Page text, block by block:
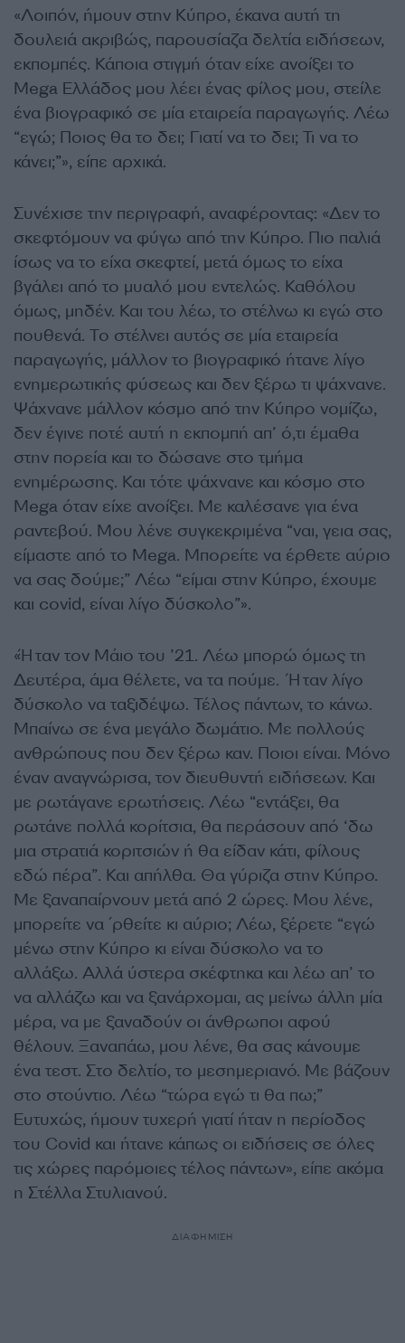
«Λοιπόν, ήμουν στην Κύπρο, έκανα αυτή τη
δουλειά ακριβώς, παρουσίαζα δελτία ειδήσεων,
εκπομπές. Κάποια στιγμή όταν είχε ανοίξει το
Mega Ελλάδος μου λέει ένας φίλος μου, στείλε
ένα βιογραφικό σε μία εταιρεία παραγωγής. Λέω
“εγώ; Ποιος θα το δει; Γιατί να το δει; Τι να το
κάνει;”», είπε αρχικά.
Συνέχισε την περιγραφή, αναφέροντας: «Δεν το
σκεφτόμουν να φύγω από την Κύπρο. Πιο παλιά
ίσως να το είχα σκεφτεί, μετά όμως το είχα
βγάλει από το μυαλό μου εντελώς. Καθόλου
όμως, μηδέν. Και του λέω, το στέλνω κι εγώ στο
πουθενά. Το στέλνει αυτός σε μία εταιρεία
παραγωγής, μάλλον το βιογραφικό ήτανε λίγο
ενημερωτικής φύσεως και δεν ξέρω τι ψάχνανε.
Ψάχνανε μάλλον κόσμο από την Κύπρο νομίζω,
δεν έγινε ποτέ αυτή η εκπομπή απ’ ό,τι έμαθα
στην πορεία και το δώσανε στο τμήμα
ενημέρωσης. Και τότε ψάχνανε και κόσμο στο
Mega όταν είχε ανοίξει. Με καλέσανε για ένα
ραντεβού. Μου λένε συγκεκριμένα “ναι, γεια σας,
είμαστε από το Mega. Μπορείτε να έρθετε αύριο
να σας δούμε;” Λέω “είμαι στην Κύπρο, έχουμε
και covid, είναι λίγο δύσκολο”».
«Ήταν τον Μάιο του ’21. Λέω μπορώ όμως τη
Δευτέρα, άμα θέλετε, να τα πούμε. Ήταν λίγο
δύσκολο να ταξιδέψω. Τέλος πάντων, το κάνω.
Μπαίνω σε ένα μεγάλο δωμάτιο. Με πολλούς
ανθρώπους που δεν ξέρω καν. Ποιοι είναι. Μόνο
έναν αναγνώρισα, τον διευθυντή ειδήσεων. Και
με ρωτάγανε ερωτήσεις. Λέω “εντάξει, θα
ρωτάνε πολλά κορίτσια, θα περάσουν από ‘δω
μια στρατιά κοριτσιών ή θα είδαν κάτι, φίλους
εδώ πέρα”. Και απήλθα. Θα γύριζα στην Κύπρο.
Με ξαναπαίρνουν μετά από 2 ώρες. Μου λένε,
μπορείτε να ΄ρθείτε κι αύριο; Λέω, ξέρετε “εγώ
μένω στην Κύπρο κι είναι δύσκολο να το
αλλάξω. Αλλά ύστερα σκέφτηκα και λέω απ’ το
να αλλάζω και να ξανάρχομαι, ας μείνω άλλη μία
μέρα, να με ξαναδούν οι άνθρωποι αφού
θέλουν. Ξαναπάω, μου λένε, θα σας κάνουμε
ένα τεστ. Στο δελτίο, το μεσημεριανό. Με βάζουν
στο στούντιο. Λέω “τώρα εγώ τι θα πω;”
Ευτυχώς, ήμουν τυχερή γιατί ήταν η περίοδος
του Covid και ήτανε κάπως οι ειδήσεις σε όλες
τις χώρες παρόμοιες τέλος πάντων», είπε ακόμα
η Στέλλα Στυλιανού.
ΔΙΑΦΗΜΙΣΗ